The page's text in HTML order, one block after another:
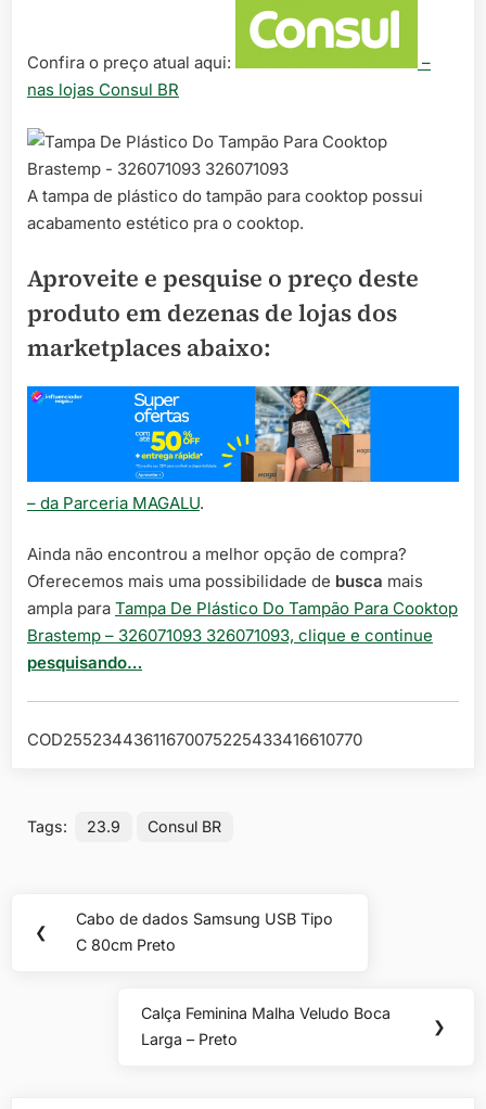
Confira o preço atual aqui:
–
nas lojas Consul BR
A tampa de plástico do tampão para cooktop possui
acabamento estético pra o cooktop.
Aproveite e pesquise o preço deste
produto em dezenas de lojas dos
marketplaces abaixo:
– da Parceria MAGALU.
Ainda não encontrou a melhor opção de compra?
Oferecemos mais uma possibilidade de busca mais
ampla para Tampa De Plástico Do Tampão Para Cooktop
Brastemp – 326071093 326071093, clique e continue
pesquisando…
COD25523443611670075225433416610770
Tags: 23.9 Consul BR
Navegação
de
❮
Previous
Post:
Cabo de dados Samsung USB Tipo
C 80cm Preto
Next
Post:
Calça Feminina Malha Veludo Boca
Larga – Preto
❯